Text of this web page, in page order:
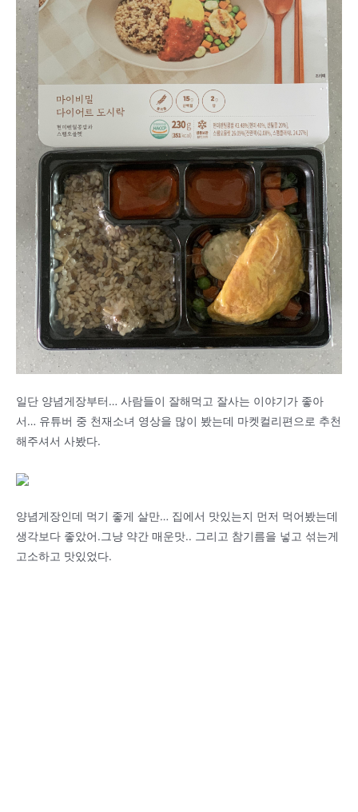
일단 양념게장부터… 사람들이 잘해먹고 잘사는 이야기가 좋아
서… 유튜버 중 천재소녀 영상을 많이 봤는데 마켓컬리편으로 추천
해주셔서 사봤다.
양념게장인데 먹기 좋게 살만… 집에서 맛있는지 먼저 먹어봤는데
생각보다 좋았어.그냥 약간 매운맛.. 그리고 참기름을 넣고 섞는게
고소하고 맛있었다.